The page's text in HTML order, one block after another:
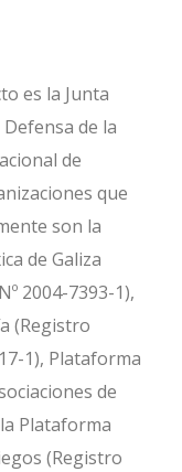
es la Junta
de la
de
que
son la
de Galiza
2004-7393-1),
(Registro
1), Plataforma
de
Plataforma
(Registro